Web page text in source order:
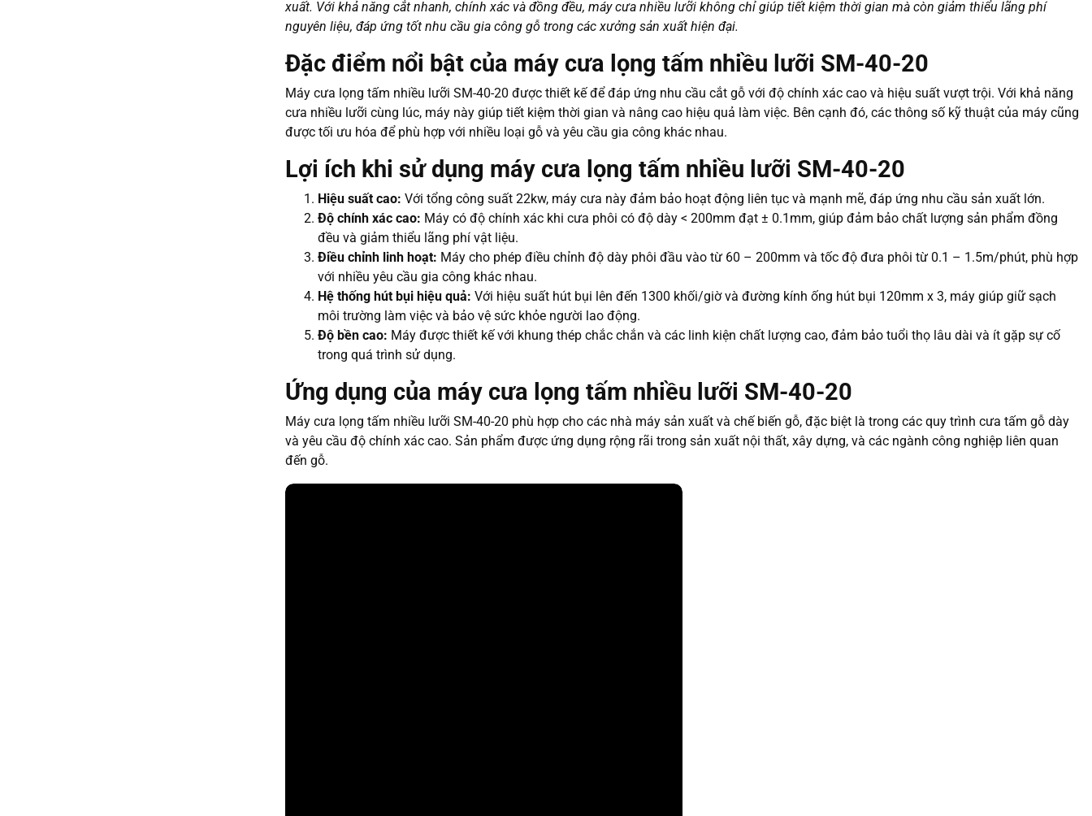
xuất. Với khả năng cắt nhanh, chính xác và đồng đều, máy cưa nhiều lưỡi không chỉ giúp tiết kiệm thời gian mà còn giảm thiểu lãng phí
nguyên liệu, đáp ứng tốt nhu cầu gia công gỗ trong các xưởng sản xuất hiện đại.
Đặc điểm nổi bật của máy cưa lọng tấm nhiều lưỡi SM-40-20
Máy cưa lọng tấm nhiều lưỡi SM-40-20 được thiết kế để đáp ứng nhu cầu cắt gỗ với độ chính xác cao và hiệu suất vượt trội. Với khả năng
cưa nhiều lưỡi cùng lúc, máy này giúp tiết kiệm thời gian và nâng cao hiệu quả làm việc. Bên cạnh đó, các thông số kỹ thuật của máy cũng
được tối ưu hóa để phù hợp với nhiều loại gỗ và yêu cầu gia công khác nhau.
Lợi ích khi sử dụng máy cưa lọng tấm nhiều lưỡi SM-40-20
Hiệu suất cao: Với tổng công suất 22kw, máy cưa này đảm bảo hoạt động liên tục và mạnh mẽ, đáp ứng nhu cầu sản xuất lớn.
Độ chính xác cao: Máy có độ chính xác khi cưa phôi có độ dày < 200mm đạt ± 0.1mm, giúp đảm bảo chất lượng sản phẩm đồng
đều và giảm thiểu lãng phí vật liệu.
Điều chỉnh linh hoạt: Máy cho phép điều chỉnh độ dày phôi đầu vào từ 60 – 200mm và tốc độ đưa phôi từ 0.1 – 1.5m/phút, phù hợp
với nhiều yêu cầu gia công khác nhau.
Hệ thống hút bụi hiệu quả: Với hiệu suất hút bụi lên đến 1300 khối/giờ và đường kính ống hút bụi 120mm x 3, máy giúp giữ sạch
môi trường làm việc và bảo vệ sức khỏe người lao động.
Độ bền cao: Máy được thiết kế với khung thép chắc chắn và các linh kiện chất lượng cao, đảm bảo tuổi thọ lâu dài và ít gặp sự cố
trong quá trình sử dụng.
Ứng dụng của máy cưa lọng tấm nhiều lưỡi SM-40-20
Máy cưa lọng tấm nhiều lưỡi SM-40-20 phù hợp cho các nhà máy sản xuất và chế biến gỗ, đặc biệt là trong các quy trình cưa tấm gỗ dày
và yêu cầu độ chính xác cao. Sản phẩm được ứng dụng rộng rãi trong sản xuất nội thất, xây dựng, và các ngành công nghiệp liên quan
đến gỗ.